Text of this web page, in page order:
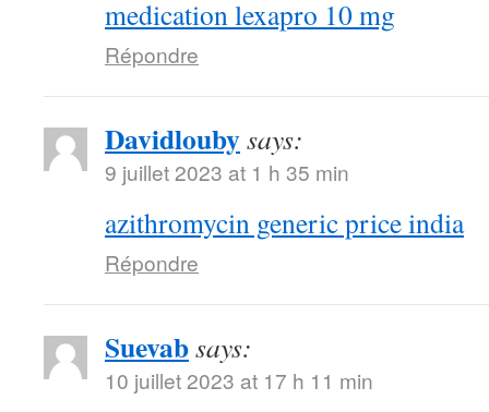
medication lexapro 10 mg
Répondre
Davidloubysays:
9 juillet 2023 at 1 h 35 min
azithromycin generic price india
Répondre
Suevabsays:
10 juillet 2023 at 17 h 11 min